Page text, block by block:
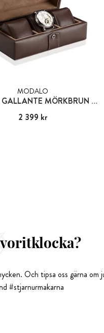
MODALO
MODALO GALLANTE MÖRKBRUN ETUI FÖR 3 KLOCKOR
Pris :2 399 kr
2 399 kr
Och tipsa oss gärna om
#stjarnurmakarna